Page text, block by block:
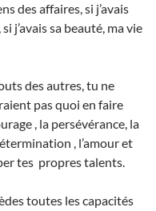
des affaires, si j’avais
j’avais sa beauté, ma vie
des autres, tu ne
pas quoi en faire
, la persévérance, la
, l’amour et
tes propres talents.
toutes les capacités